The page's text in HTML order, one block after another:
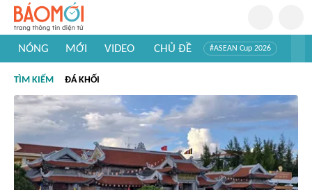
NÓNG MỚI VIDEO CHỦ ĐỀ #ASEAN Cup 2026
#Khám phá thế giới
TÌM KIẾM ĐÁ KHỐI